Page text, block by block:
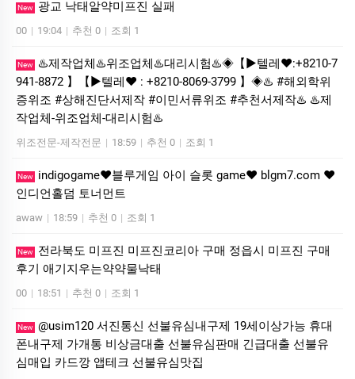
New 광교 낙태알약미­프진 실패
00 | 19:04 | 추천 0 | 조회 1
New
♨️제작업체♨️위조업체♨️대리시험♨️◈【▶텔레♥:+8210-7
941-8872 】【▶텔레♥ : +8210-8069-3799 】◈♨️ #해외학위
증위조 #상해진단서제작 #이민서류위조 #추천서제작♨️ ♨️제
작업체-위조업체-대리시험♨️
위조전문-제작전문 | 18:59 | 추천 0 | 조회 1
New
indigogame❤️블루게임 아이 슬롯 game❤️ blgm7.com ❤️
인디언홀덤 토너먼트
awaw | 18:59 | 추천 0 | 조회 1
New
전라북도 미프진 미프진코리아 구매 정읍시 미프진 구매
후기 애기지우는약약물낙태
00 | 18:51 | 추천 0 | 조회 1
New @usim120 서진통신 선불유심내구제 19세이상가능 휴대
폰내구제 가개통 비상금대출 선불유심판매 긴급대출 선불유
심매입 카드깡 앱테크 선불유심맛집